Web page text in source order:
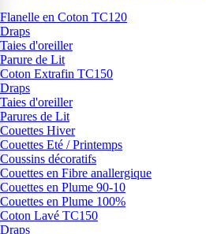
Flanelle en Coton TC120
Draps
Taies d'oreiller
Parure de Lit
Coton Extrafin TC150
Draps
Taies d'oreiller
Parures de Lit
Couettes Hiver
Couettes Eté / Printemps
Coussins décoratifs
Couettes en Fibre anallergique
Couettes en Plume 90-10
Couettes en Plume 100%
Coton Lavé TC150
Draps